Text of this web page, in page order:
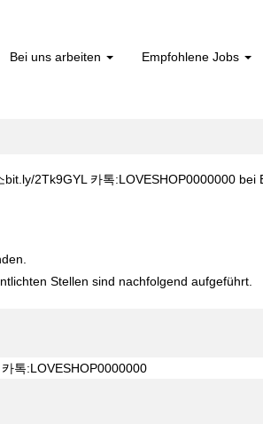
Bei uns arbeiten Empfohlene Jobs
2Tk9GYL 카톡:LOVESHOP0000000 bei
Stellen sind nachfolgend aufgeführt.